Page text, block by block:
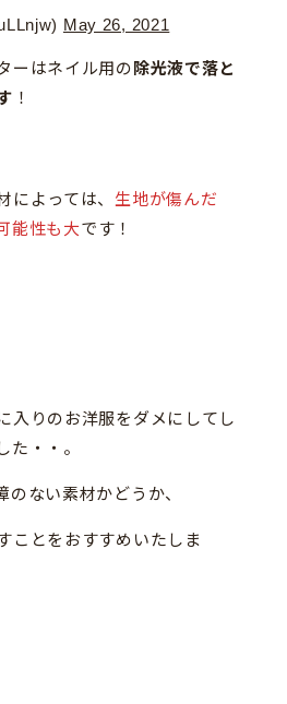
May 26, 2021
ーはネイル用の 除光液で落と
！
によっては、 生地が傷んだ
能性も大です！
入りのお洋服をダメにしてし
た・・。
のない素材かどうか、
ことをおすすめいたしま